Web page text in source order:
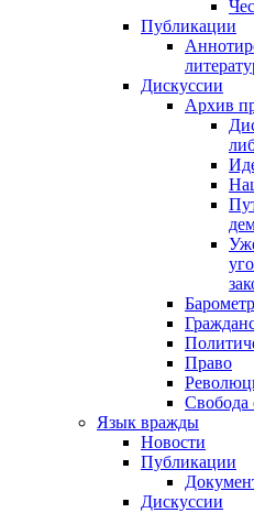
Публикации
Дискуссии
Архив
Право
Свобода
Язык вражды
Новости
Публикации
Дискуссии